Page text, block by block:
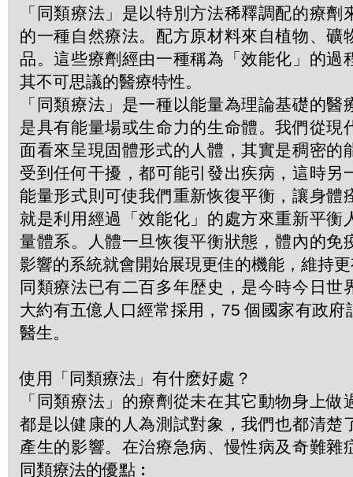
「同類療法」是以特別方法稀釋調配的療劑
的一種自然療法。配方原材料來自植物、礦
品。這些療劑經由一種稱為「效能化」的過
其不可思議的醫療特性。
「同類療法」是一種以能量為理論基礎的醫
是具有能量場或生命力的生命體。我們從現
面看來呈現固體形式的人體，其實是稠密的
受到任何干擾，都可能引發出疾病，這時另
能量形式則可使我們重新恢復平衡，讓身體
就是利用經過「效能化」的處方來重新平衡
量體系。人體一旦恢復平衡狀態，體內的免
影響的系統就會開始展現更佳的機能，維持
同類療法已有二百多年歴史，是今時今日世
大約有五億人口經常採用，75 個國家有政府
醫生。
使用「同類療法」有什麽好處？
「同類療法」的療劑從未在其它動物身上做
都是以健康的人為測試對象，我們也都清楚
產生的影響。在治療急病、慢性病及奇難雜
同類療法的優點︰